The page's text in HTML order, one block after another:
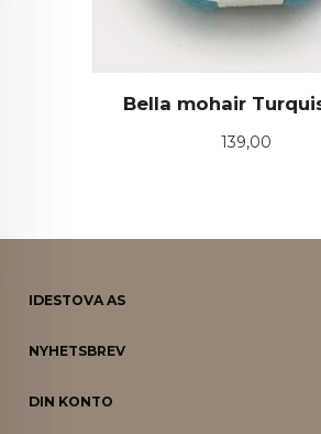
Bella mohair
Pris
139,00
IDESTOVA AS
NYHETSBREV
DIN KONTO